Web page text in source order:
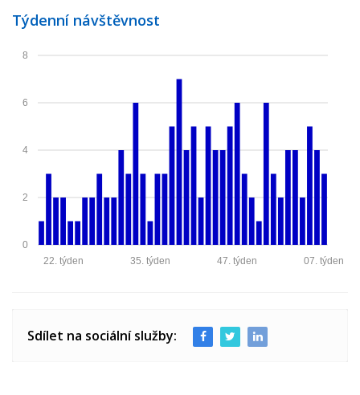
Týdenní návštěvnost
0
2
4
6
8
07. týden
47. týden
35. týden
22. týden
Sdílet na sociální služby: